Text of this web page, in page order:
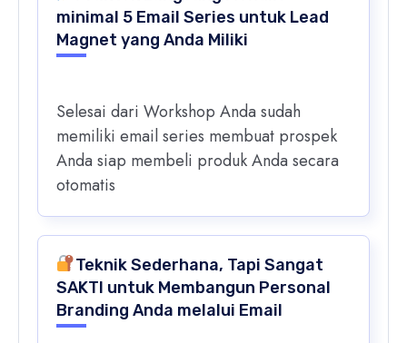
minimal 5 Email Series untuk Lead
Magnet yang Anda Miliki
Selesai dari Workshop Anda sudah
memiliki email series membuat prospek
Anda siap membeli produk Anda secara
otomatis
Teknik Sederhana, Tapi Sangat
SAKTI untuk Membangun Personal
Branding Anda melalui Email